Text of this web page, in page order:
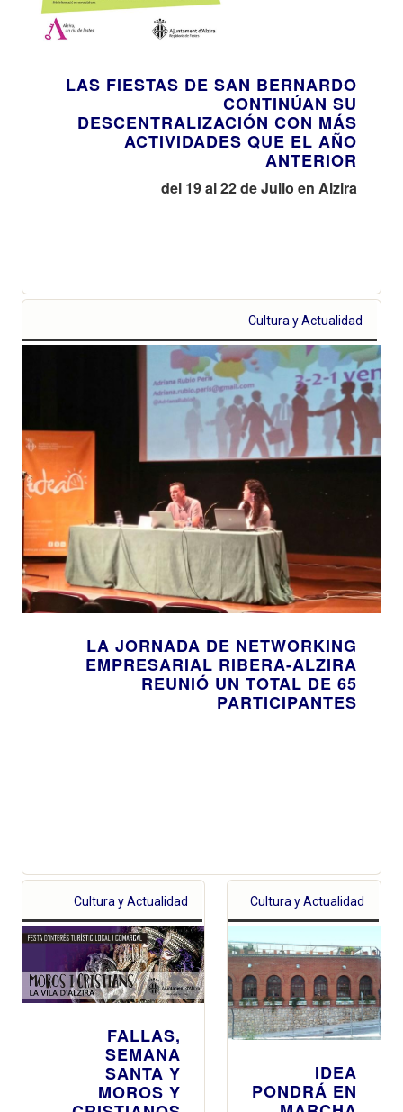
LAS FIESTAS DE SAN BERNARDO
CONTINÚAN SU
DESCENTRALIZACIÓN CON MÁS
ACTIVIDADES QUE EL AÑO
ANTERIOR
del 19 al 22 de Julio en Alzira
Cultura y Actualidad
LA JORNADA DE NETWORKING
EMPRESARIAL RIBERA-ALZIRA
REUNIÓ UN TOTAL DE 65
PARTICIPANTES
Cultura y Actualidad
FALLAS,
SEMANA
SANTA Y
MOROS Y
Cultura y Actualidad
IDEA
PONDRÁ EN